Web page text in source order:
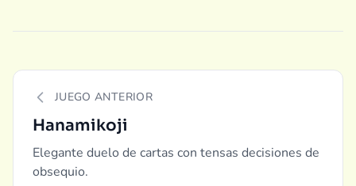
JUEGO ANTERIOR
Hanamikoji
Elegante duelo de cartas con tensas decisiones de
obsequio.